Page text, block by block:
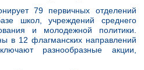
79 первичных отделений
школ, учреждений среднего
и молодежной политики.
в 12 флагманских направлений
разнообразные акции,